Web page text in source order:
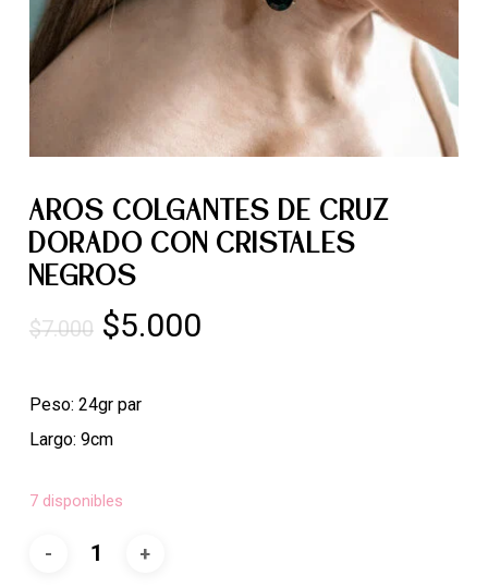
AROS COLGANTES DE CRUZ
DORADO CON CRISTALES
NEGROS
$7.000 El
era:
$7.000.
$5.000El
Peso: 24gr par
Largo: 9cm
7 disponibles